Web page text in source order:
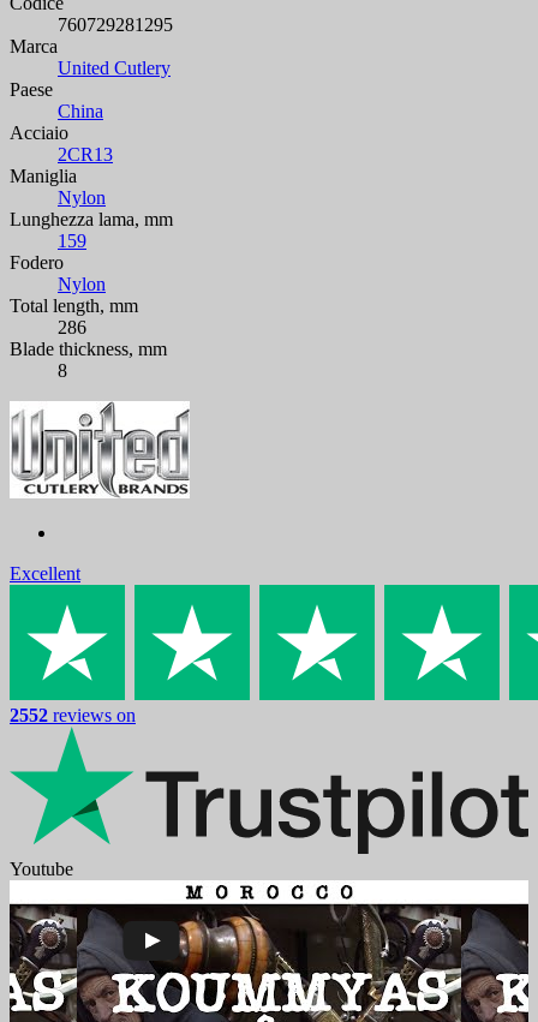
760729281295
Marca
United Cutlery
Paese
China
Acciaio
2CR13
Maniglia
Nylon
Lunghezza lama, mm
159
Fodero
Nylon
Total length, mm
286
Blade thickness, mm
8
Excellent
2552 reviews on
Youtube